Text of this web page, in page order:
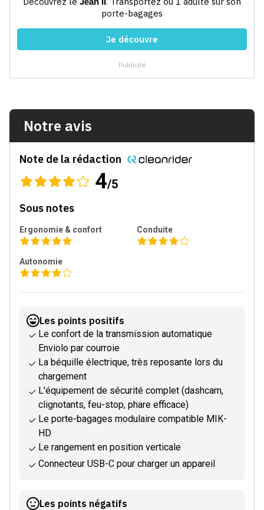
Notre avis
Note de la rédaction
4/5
Sous notes
Ergonomie & confort Conduite
Autonomie
Les points positifs
Le confort de la transmission automatique
Enviolo par courroie
La béquille électrique, très reposante lors du
chargement
L'équipement de sécurité complet (dashcam,
clignotants, feu-stop, phare efficace)
Le porte-bagages modulaire compatible MIK-
HD
Le rangement en position verticale
Connecteur USB-C pour charger un appareil
Les points négatifs